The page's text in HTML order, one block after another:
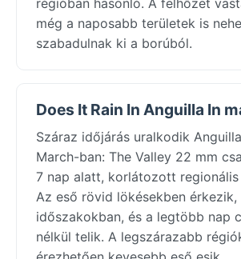
még a naposabb területek is
szabadulnak ki a borúból.
Does It Rain In Anguilla In
Száraz időjárás uralkodik
March-ban: The Valley 22 mm
7 nap alatt, korlátozott regionális
Az eső rövid lökésekben
időszakokban, és a legtöbb nap
nélkül telik. A legszárazabb